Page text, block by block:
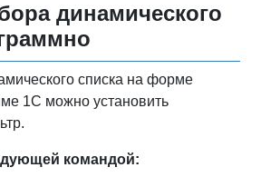
динамического
списка на форме
1С можно установить
командой: